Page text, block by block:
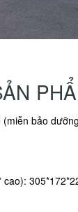
(miễn bảo